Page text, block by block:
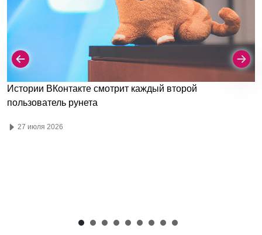
Истории ВКонтакте смотрит каждый второй
пользователь рунета
27 июля 2026